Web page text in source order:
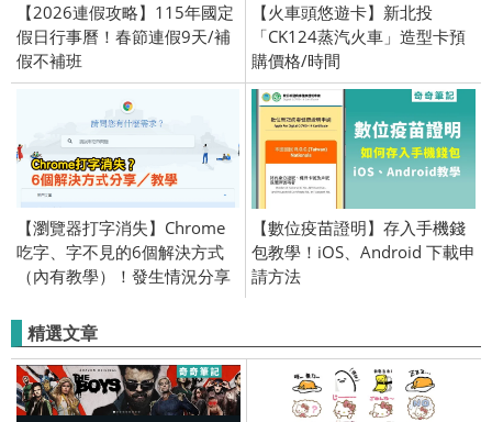
【2026連假攻略】115年國定
假日行事曆！春節連假9天/補
假不補班
【火車頭悠遊卡】新北投
「CK124蒸汽火車」造型卡預
購價格/時間
【瀏覽器打字消失】Chrome
吃字、字不見的6個解決方式
（內有教學）！發生情況分享
【數位疫苗證明】存入手機錢
包教學！iOS、Android 下載申
請方法
精選文章